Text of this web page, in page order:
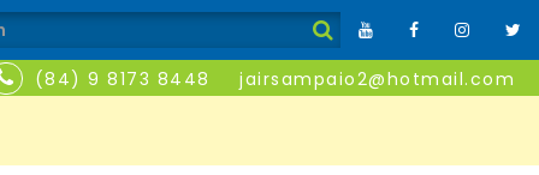
(84) 9 8173 8448 jairsampaio2@hotmail.com